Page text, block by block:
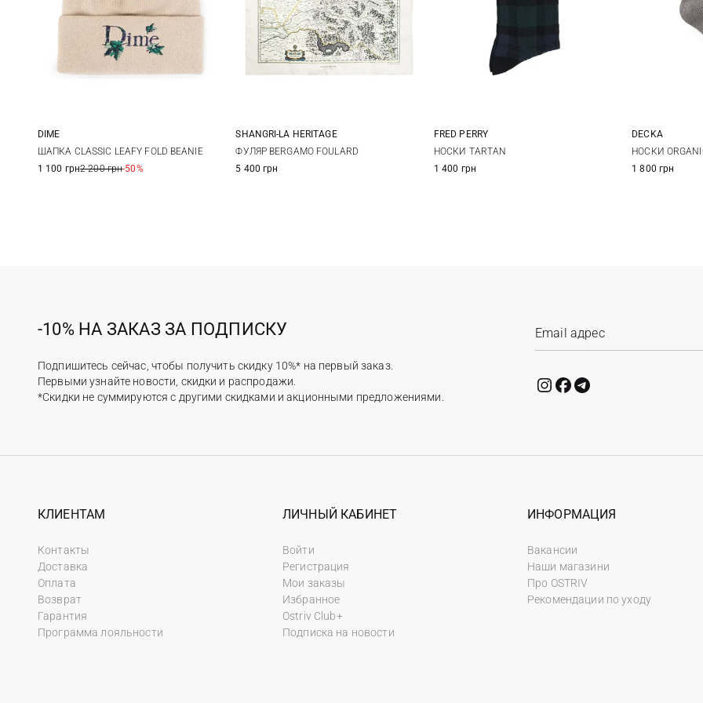
One size
DIME
ШАПКА CLASSIC LEAFY FOLD BEANIE
1 100 грн2 200 грн-50%
One size
SHANGRI-LA HERITAGE
ФУЛЯР BERGAMO FOULARD
5 400 грн
6/8 9/11
FRED PERRY
НОСКИ TARTAN
1 400 грн
1
DECKA
НОСКИ
1 800 грн
-10% НА ЗАКАЗ ЗА ПОДПИСКУ
Подпишитесь сейчас, чтобы получить скидку 10%* на первый заказ.
Первыми узнайте новости, скидки и распродажи.
*Скидки не суммируются с другими скидками и акционными предложениями.
КЛИЕНТАМ
Контакты
Доставка
Оплата
Возврат
Гарантия
Программа лояльности
ЛИЧНЫЙ КАБИНЕТ
Войти
Регистрация
Мои заказы
Избранное
Ostriv Club+
Подписка на новости
ИНФОРМАЦИЯ
Вакансии
Наши магазини
Про OSTRIV
Рекомендации по уходу